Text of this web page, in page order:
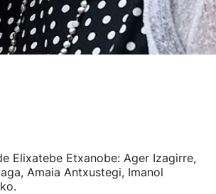
Elixatebe Etxanobe: Ager Izagirre,
Amaia Antxustegi, Imanol